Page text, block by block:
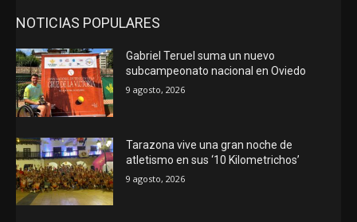
NOTICIAS POPULARES
Gabriel Teruel suma un nuevo
subcampeonato nacional en Oviedo
9 agosto, 2026
Tarazona vive una gran noche de
atletismo en sus ‘10 Kilometrichos’
9 agosto, 2026